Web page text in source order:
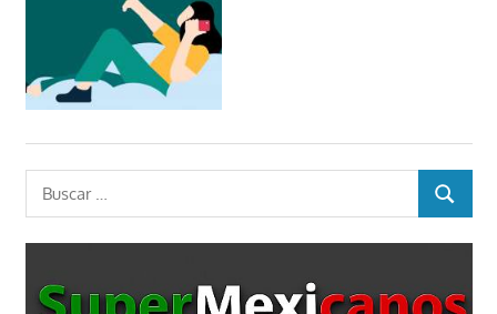
Buscar:
BUSCAR